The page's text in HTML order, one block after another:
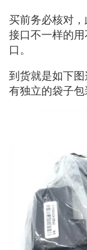
买前务必核对
接口不一样的
口。
到货就是如下
有独立的袋子包